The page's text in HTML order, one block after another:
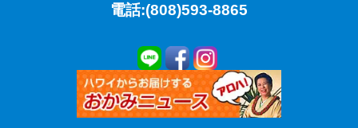
電話:(808)593-8865